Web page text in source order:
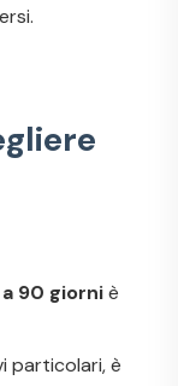
90 giorniè
particolari, è